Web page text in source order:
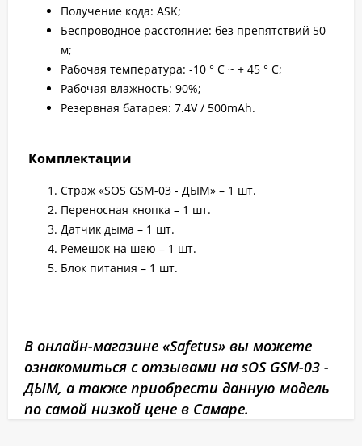
Получение кода: ASK;
Беспроводное расстояние: без препятствий 50
м;
Рабочая температура: -10 ° C ~ + 45 ° C;
Рабочая влажность: 90%;
Резервная батарея: 7.4V / 500mAh.
Комплектации
Страж «SOS GSM-03 - ДЫМ» – 1 шт.
Переносная кнопка – 1 шт.
Датчик дыма – 1 шт.
Ремешок на шею – 1 шт.
Блок питания – 1 шт.
В онлайн-магазине «Safetus» вы можете
ознакомиться с отзывами на sOS GSM-03 -
ДЫМ, а также приобрести данную модель
по самой низкой цене в Самаре.